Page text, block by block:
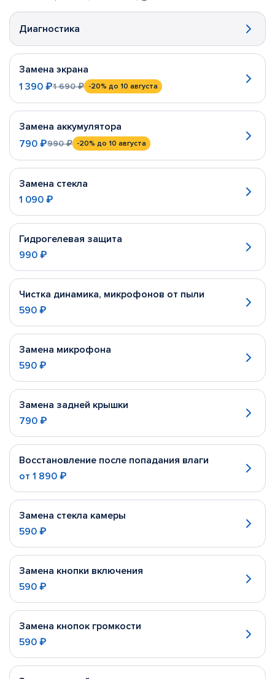
Диагностика
Замена экрана
1 390 ₽1 690 ₽ -20% до 10 августа
Замена аккумулятора
790 ₽990 ₽ -20% до 10 августа
Замена стекла
1 090 ₽
Гидрогелевая защита
990 ₽
Чистка динамика, микрофонов от пыли
590 ₽
Замена микрофона
590 ₽
Замена задней крышки
790 ₽
Восстановление после попадания влаги
от 1 890 ₽
Замена стекла камеры
590 ₽
Замена кнопки включения
590 ₽
Замена кнопок громкости
590 ₽